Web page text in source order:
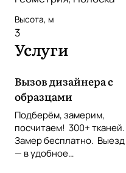
Высота, м
3
Услуги
Вызов дизайнера с
образцами
Подберём, замерим,
посчитаем! 300+ тканей.
Замер бесплатно. Выезд
— в удобное